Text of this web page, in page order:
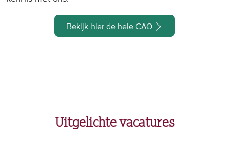
Bekijk hier de hele CAO
Uitgelichte vacatures